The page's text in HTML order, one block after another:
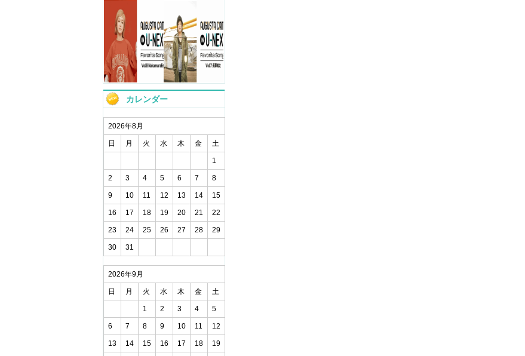
カレンダー
2026年8月
日 月 火 水 木 金 土
1
2 3 4 5 6 7 8
9 10 11 12 13 14 15
16 17 18 19 20 21 22
23 24 25 26 27 28 29
30 31
2026年9月
日 月 火 水 木 金 土
1 2 3 4 5
6 7 8 9 10 11 12
13 14 15 16 17 18 19